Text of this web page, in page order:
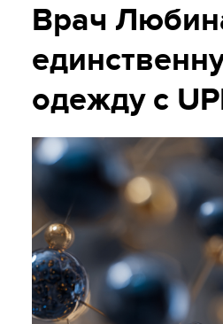
Спорт
Врач
одежду с